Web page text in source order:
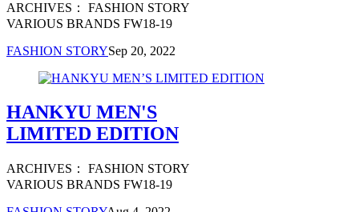
ARCHIVES： FASHION STORY
VARIOUS BRANDS FW18-19
FASHION STORYSep 20, 2022
HANKYU MEN'S
LIMITED EDITION
ARCHIVES： FASHION STORY
VARIOUS BRANDS FW18-19